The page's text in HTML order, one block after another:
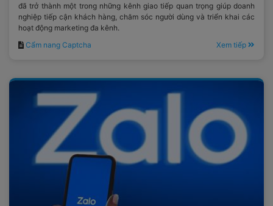
đã trở thành một trong những kênh giao tiếp quan trọng giúp doanh
nghiệp tiếp cận khách hàng, chăm sóc người dùng và triển khai các
hoạt động marketing đa kênh.
Cẩm nang Captcha
Xem tiếp